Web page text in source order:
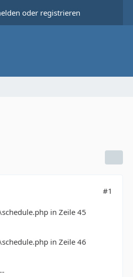
oder registrieren
#1
in Zeile 45
in Zeile 46